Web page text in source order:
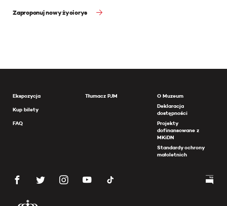
Zaproponuj nowy życiorys
Ekspozycja
Kup bilety
FAQ
Tłumacz PJM
O Muzeum
Deklaracja
dostępności
Projekty
dofinansowane z
MKiDN
Standardy ochrony
małoletnich